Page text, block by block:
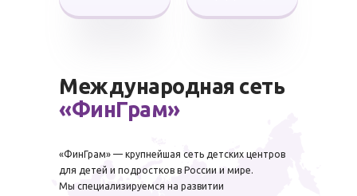
Международная сеть
«ФинГрам»
«ФинГрам» — крупнейшая сеть детских центров
для детей и подростков в России и мире.
Мы специализируемся на развитии